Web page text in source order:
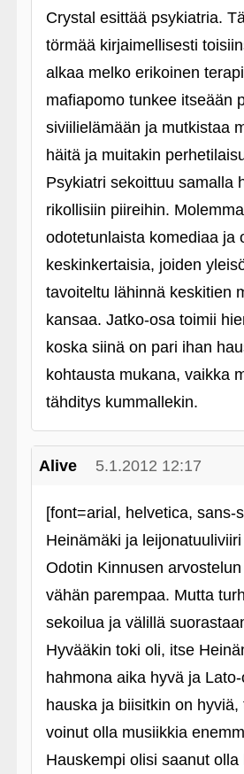
Crystal esittää psykiatria.
törmää kirjaimellisesti
alkaa melko erikoinen
mafiapomo tunkee itseään
siviilielämään ja mutkistaa
häitä ja muitakin
Psykiatri sekoittuu samalla
rikollisiin piireihin.
odotetunlaista komediaa ja
keskinkertaisia, joiden
tavoiteltu lähinnä keskitien
kansaa. Jatko-osa toimii
koska siinä on pari ihan
kohtausta mukana, vaikka
tähditys kummallekin.
Alive 5.1.2012 12:17
[font=arial, helvetica, sans-
Heinämäki ja
Odotin Kinnusen
vähän parempaa. Mutta
sekoilua ja välillä
Hyvääkin toki oli, itse
hahmona aika hyvä ja
hauska ja biisitkin on hyviä,
voinut olla musiikkia
Hauskempi olisi saanut olla